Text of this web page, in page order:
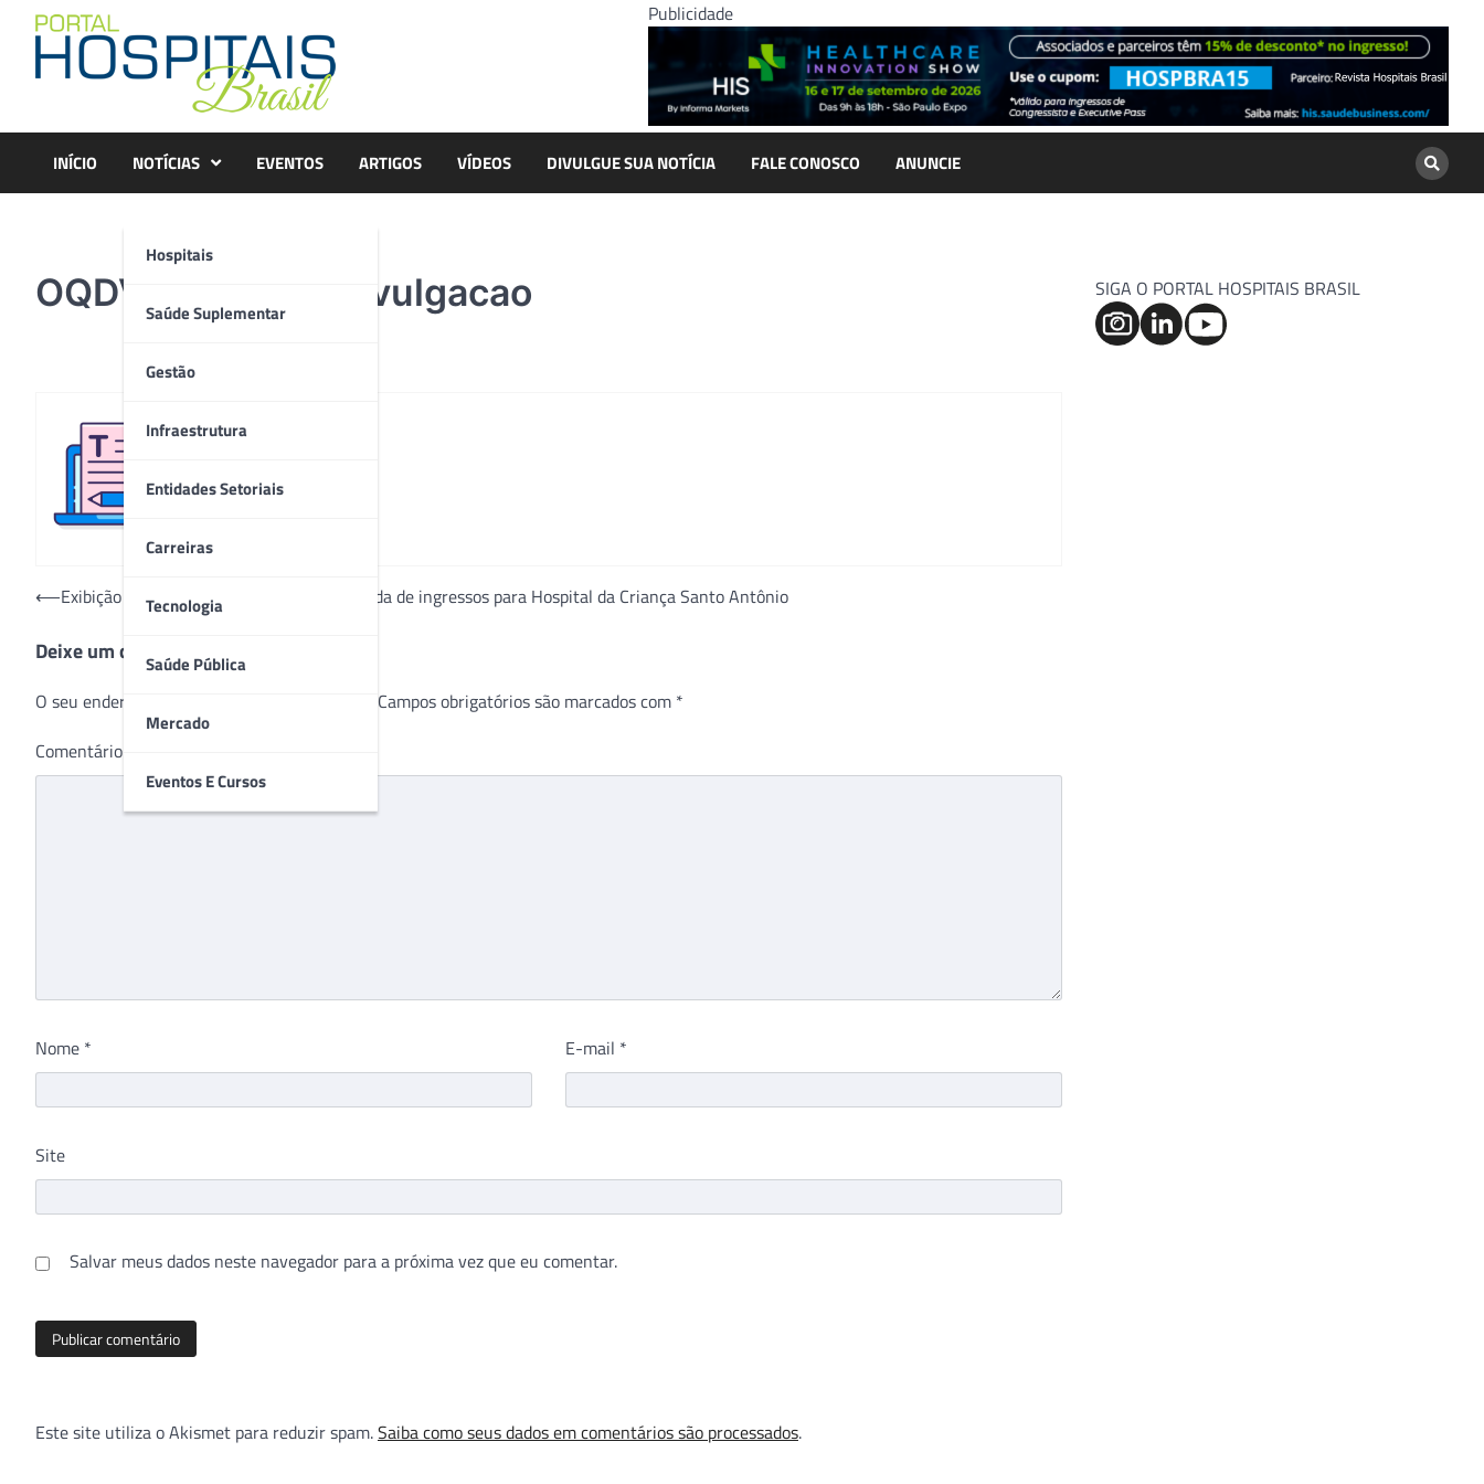
content
Publicidade
INÍCIO NOTÍCIAS
Hospitais
Saúde Suplementar
Gestão
Infraestrutura
Entidades Setoriais
Carreiras
Tecnologia
Saúde Pública
Mercado
Eventos E Cursos
EVENTOS ARTIGOS VÍDEOS DIVULGUE SUA NOTÍCIA FALE CONOSCO ANUNCIE
OQDVI_Imagem_Divulgacao
Navegação
Post
⟵Exibição de filme irá reverter 100% da venda de ingressos para Hospital da Criança Santo Antônio
Deixe um comentário
O seu endereço de e-mail não será publicado. Campos obrigatórios são marcados com *
Comentário
Nome * E-mail *
Site
Salvar meus dados neste navegador para a próxima vez que eu comentar.
Este site utiliza o Akismet para reduzir spam.Saiba como seus dados em comentários são processados.
SIGA O PORTAL HOSPITAIS BRASIL